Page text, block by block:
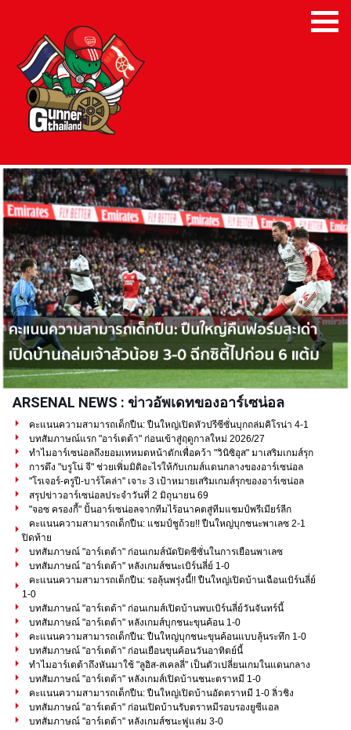
ARSENAL NEWS : ข่าวอัพเดทของอาร์เซน่อล
คะแนนความสามารถเด็กปืน: ปืนใหญ่เปิดหัวปรีซีซั่นบุกถล่มคิโรน่า 4-1
บทสัมภาษณ์แรก "อาร์เตต้า" ก่อนเข้าสู่ฤดูกาลใหม่ 2026/27
ทำไมอาร์เซน่อลถึงยอมเทหมดหน้าตักเพื่อคว้า "วินิซิอุส" มาเสริมเกมส์รุก
การดึง "บรูโน่ จี" ช่วยเพิ่มมิติอะไรให้กับเกมส์แดนกลางของอาร์เซน่อล
"โรเจอร์-ครูปี-บาร์โคล่า" เจาะ 3 เป้าหมายเสริมเกมส์รุกของอาร์เซน่อล
สรุปข่าวอาร์เซน่อลประจำวันที่ 2 มิถุนายน 69
"จอซ ครองกี้" ปั้นอาร์เซน่อลจากทีมไร้อนาคตสู่ทีมแชมป์พรีเมียร์ลีก
คะแนนความสามารถเด็กปืน: แชมป์ชูถ้วย!! ปืนใหญ่บุกชนะพาเลซ 2-1
ปิดท้าย
บทสัมภาษณ์ "อาร์เตต้า" ก่อนเกมส์นัดปิดซีซั่นในการเยือนพาเลซ
บทสัมภาษณ์ "อาร์เตต้า" หลังเกมส์ชนะเบิร์นลี่ย์ 1-0
คะแนนความสามารถเด็กปืน: รอลุ้นพรุ่งนี้!! ปืนใหญ่เปิดบ้านเฉือนเบิร์นลี่ย์
1-0
บทสัมภาษณ์ "อาร์เตต้า" ก่อนเกมส์เปิดบ้านพบเบิร์นลี่ย์วันจันทร์นี้
บทสัมภาษณ์ "อาร์เตต้า" หลังเกมส์บุกชนะขุนค้อน 1-0
คะแนนความสามารถเด็กปืน: ปืนใหญ่บุกชนะขุนค้อนแบบลุ้นระทึก 1-0
บทสัมภาษณ์ "อาร์เตต้า" ก่อนเยือนขุนค้อนวันอาทิตย์นี้
ทำไมอาร์เตต้าถึงหันมาใช้ "ลูอิส-สเคลลี่" เป็นตัวเปลี่ยนเกมในแดนกลาง
บทสัมภาษณ์ "อาร์เตต้า" หลังเกมส์เปิดบ้านชนะตราหมี 1-0
คะแนนความสามารถเด็กปืน: ปืนใหญ่เปิดบ้านอัดตราหมี 1-0 ลิ่วชิง
บทสัมภาษณ์ "อาร์เตต้า" ก่อนเปิดบ้านรับตราหมีรอบรองยูซีแอล
บทสัมภาษณ์ "อาร์เตต้า" หลังเกมส์ชนะฟูแล่ม 3-0